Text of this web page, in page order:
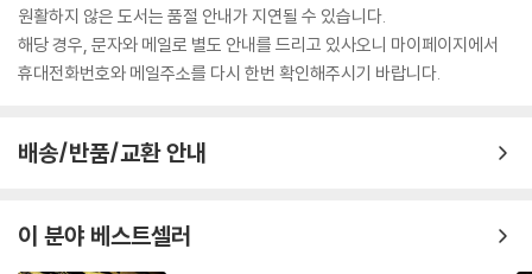
원활하지 않은 도서는 품절 안내가 지연될 수 있습니다.
해당 경우, 문자와 메일로 별도 안내를 드리고 있사오니 마이페이지에서
휴대전화번호와 메일주소를 다시 한번 확인해주시기 바랍니다.
배송/반품/교환 안내
이 분야 베스트셀러